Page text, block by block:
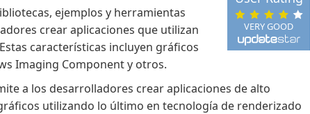
VERY GOOD
ejemplos y herramientas
crear aplicaciones que utilizan
características incluyen gráficos
Imaging Component y otros.
a los desarrolladores crear aplicaciones de alto
utilizando lo último en tecnología de renderizado